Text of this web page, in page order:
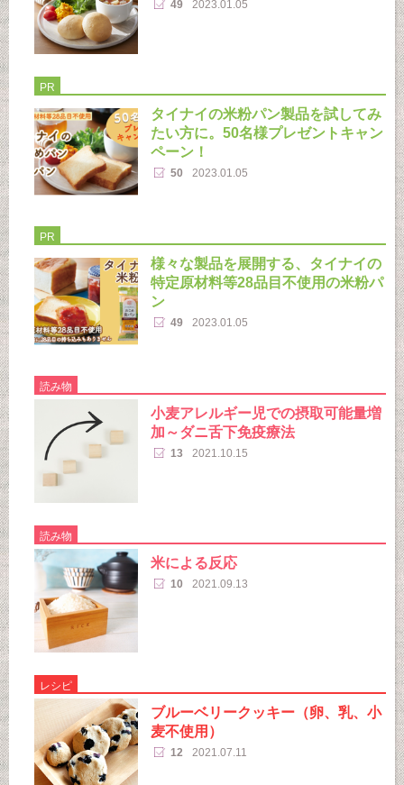
49 2023.01.05
PR
タイナイの米粉パン製品を試してみ
たい方に。50名様プレゼントキャン
ペーン！
50 2023.01.05
PR
様々な製品を展開する、タイナイの
特定原材料等28品目不使用の米粉パ
ン
49 2023.01.05
読み物
小麦アレルギー児での摂取可能量増
加～ダニ舌下免疫療法
13 2021.10.15
読み物
米による反応
10 2021.09.13
レシピ
ブルーベリークッキー（卵、乳、小
麦不使用）
12 2021.07.11